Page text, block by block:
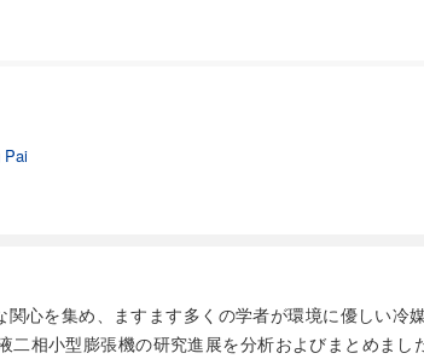
Pai
心を集め、ますます多くの学者が環境に優しい
相小型膨張機の研究進展を分析およびまとめま